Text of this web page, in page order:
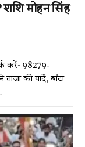
शशि मोहन सिंह
करें~98279-
ताजा की यादें, बांटा